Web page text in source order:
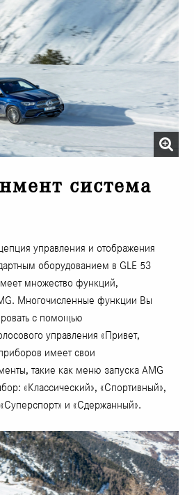
система
управления и отображения
оборудованием в GLE 53
множество функций,
Многочисленные функции Вы
с помощью
управления «Привет,
имеет свои
такие как меню запуска AMG
«Классический», «Спортивный»,
и «Сдержанный».